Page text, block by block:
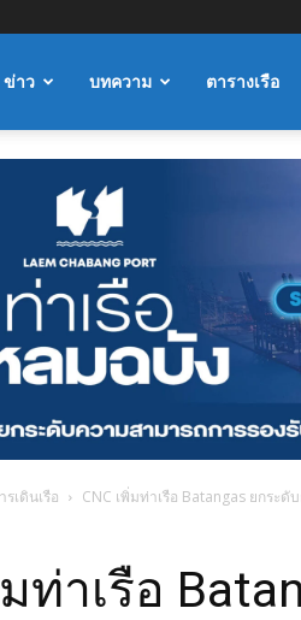
ข่าว บทความ ตารางเรือ
รเดินเรือ CNC เพิ่มท่าเรือ Batangas ยกระ
มท่าเรือ